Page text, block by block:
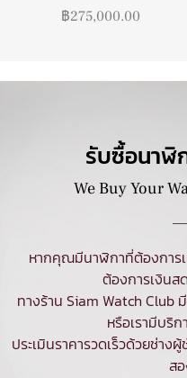
฿275,000.00
รับซื้อนาฬิ
We Buy Your
หากคุณมีนาฬิกาที่ต้องการ
ต้องการเงิน
ทางร้าน Siam Watch Club
หรือเรามีบริ
ประเมินราคารวดเร็วด้วยช่า
ส